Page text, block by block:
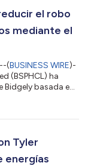
de los
el robo
mediante el
(BUSINESS WIRE)-
(BSPHCL) ha
Bidgely basada en
analiza los datos
consumo de
Tyler
energías